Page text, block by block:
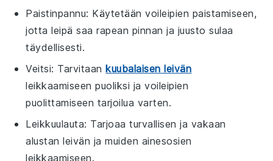
Paistinpannu: Käytetään voileipien paistamiseen,
jotta leipä saa rapean pinnan ja juusto sulaa
täydellisesti.
Veitsi: Tarvitaankuubalaisen leivän
leikkaamiseen puoliksi ja voileipien
puolittamiseen tarjoilua varten.
Leikkuulauta: Tarjoaa turvallisen ja vakaan
alustan leivän ja muiden ainesosien
leikkaamiseen.